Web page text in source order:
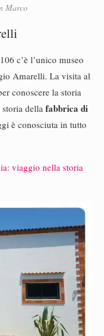
Marco
c’è l’unico museo
Amarelli. La visita al
conoscere la storia
della fabbrica di
è conosciuta in tutto
viaggio nella storia